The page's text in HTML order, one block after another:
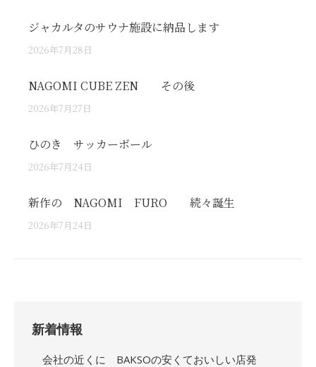
ジャカルタのサウナ施設に納品します
2026年7月28日
NAGOMI CUBE ZEN その後
2026年7月27日
ひのき サッカーボール
2026年7月24日
新作の NAGOMI FURO 続々誕生
2026年7月24日
新着情報
会社の近くに BAKSOの安くておいしい店発